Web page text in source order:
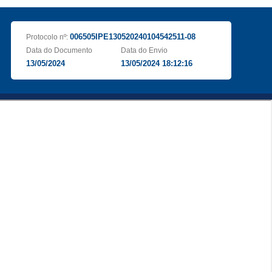
Protocolo nº: 006505IPE130520240104542511-08
Data do Documento
13/05/2024
Data do Envio
13/05/2024 18:12:16